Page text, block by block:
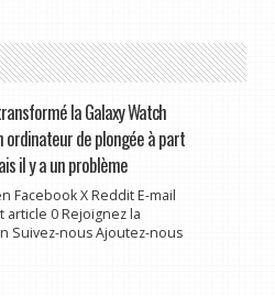
la Galaxy Watch
ordinateur de plongée à part
il y a un problème
Facebook X Reddit E-mail
article 0 Rejoignez la
Suivez-nous Ajoutez-nous